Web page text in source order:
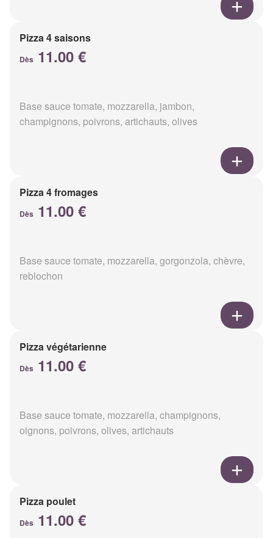
Pizza 4 saisons
Dès 11.00 €
Base sauce tomate, mozzarella, jambon,
champignons, poivrons, artichauts, olives
Pizza 4 fromages
Dès 11.00 €
Base sauce tomate, mozzarella, gorgonzola, chèvre,
reblochon
Pizza végétarienne
Dès 11.00 €
Base sauce tomate, mozzarella, champignons,
oignons, poivrons, olives, artichauts
Pizza poulet
Dès 11.00 €